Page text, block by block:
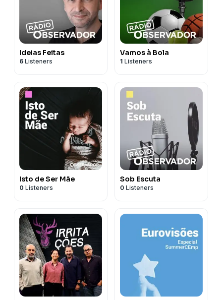
Ideias Feitas
6 Listeners
Vamos à Bola
1 Listeners
Isto de Ser Mãe
0 Listeners
Sob Escuta
0 Listeners